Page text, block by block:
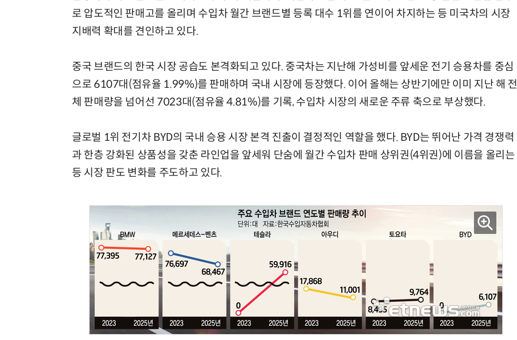
로 압도적인 판매고를 올리며 수입차 월간 브랜드별 등록 대수 1위를 연이어 차지하는 등 미국차의 시장
지배력 확대를 견인하고 있다.
중국 브랜드의 한국 시장 공습도 본격화되고 있다. 중국차는 지난해 가성비를 앞세운 전기 승용차를 중심
으로 6107대(점유율 1.99%)를 판매하며 국내 시장에 등장했다. 이어 올해는 상반기에만 이미 지난 해 전
체 판매량을 넘어선 7023대(점유율 4.81%)를 기록, 수입차 시장의 새로운 주류 축으로 부상했다.
글로벌 1위 전기차 BYD의 국내 승용 시장 본격 진출이 결정적인 역할을 했다. BYD는 뛰어난 가격 경쟁력
과 한층 강화된 상품성을 갖춘 라인업을 앞세워 단숨에 월간 수입차 판매 상위권(4위권)에 이름을 올리는
등 시장 판도 변화를 주도하고 있다.
거미줄 쏘고 자동 회수까지…현실판 스파이더맨 웹 슈터 70년 만에 돌아온 시베리아호랑이…카자흐스탄 야생에 풀렸다